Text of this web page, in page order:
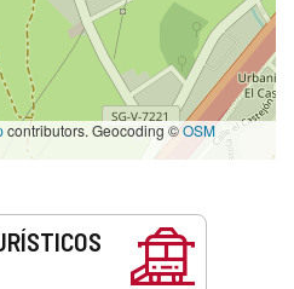
contributors. Geocoding ©OSM